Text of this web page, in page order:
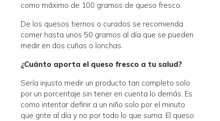
como máximo de 100 gramos de queso fresco.
De los quesos tiernos o curados se recomienda
comer hasta unos 50 gramos al día que se pueden
medir en dos cuñas o lonchas.
¿Cuánto aporta el queso fresco a tu salud?
Sería injusto medir un producto tan completo solo
por un porcentaje sin tener en cuenta lo demás. Es
como intentar definir a un niño solo por el minuto
que grite al día y no por todo lo que suma. El queso